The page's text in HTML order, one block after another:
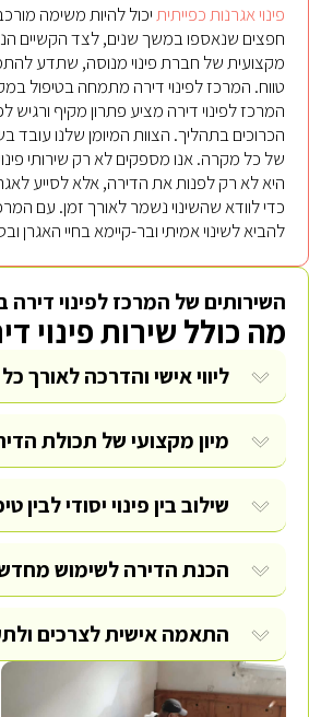
פינוי אגרנות כפייתיתיכול להיות משימה
חפצים שנאספו במשך שנים, לצד הקשיים
מקצועית של חברת פינוי מנוסה, שתדע
טווח. המרכז לפינוי דירה מתמחה בטיפול
המרכז לפינוי דירה מציע פתרון מקיף
הכרוכים בתהליך. הצוות המיומן שלנו
של כל מקרה. אנו מספקים לא רק שירותי
היא לא רק לפנות את הדירה, אלא לסייע
כדי לוודא שהשינוי נשמר לאורך זמן. עם
להביא לשינוי אמיתי ובר-קיימא בחיי האגרן
השירותים של המרכז לפינוי דירה
מה כולל שירות פינוי
ליווי אישי והדרכה לאורך
מיון מקצועי של תכולת
שילוב בין פינוי יסודי לבין
הכנת הדירה לשימוש
התאמה אישית לצרכים